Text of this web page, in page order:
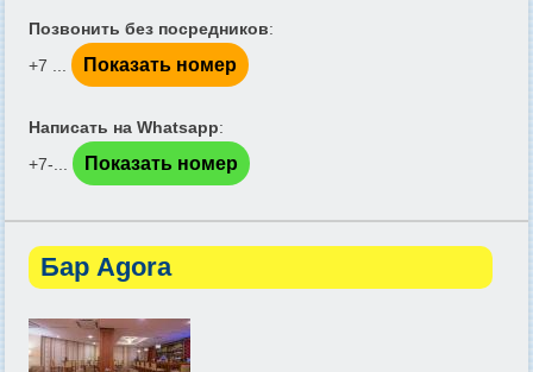
Позвонить без посредников:
+7 ...
Показать номер
Написать на Whatsapp:
+7-...
Показать номер
Бар Agora